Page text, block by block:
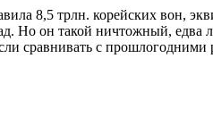
8,5 трлн. корейских вон,
Но он такой ничтожный,
сравнивать с